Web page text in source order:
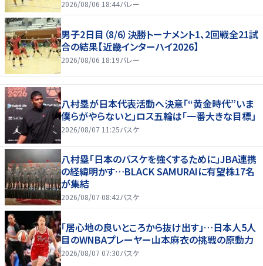
2026/08/06 18:44バレー
男子2日目（8/6）決勝トーナメント1、2回戦全21試
合の結果【近畿インターハイ2026】
2026/08/06 18:19バレー
八村塁が日本代表活動へ決意「“黄金時代”いま
僕らがやらないと」ロス五輪は「一番大きな目標」
2026/08/07 11:25バスケ
八村塁「日本のバスケを強くするために」JBA連携
の経緯明かす…BLACK SAMURAIに有望株17名
が集結
2026/08/07 08:42バスケ
「居心地の良いところから抜け出す」…日本人5人
目のWNBAプレーヤー山本麻衣の挑戦の原動力
2026/08/07 07:30バスケ